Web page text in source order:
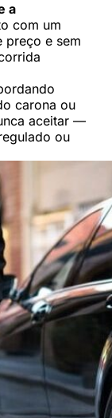
a
com um
preço e sem
carona ou
aceitar —
ou